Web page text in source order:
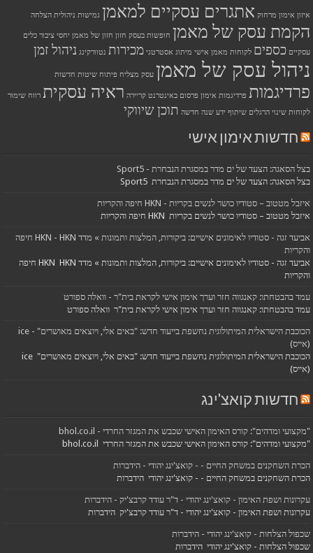
איזון אימון מרחוק אתגרים עסקיים למאמן גמישות ניהולית הצלחה
הקמת עסק של מאמן חופשות בעסק חזון חזון של מאמן יחסי ציבור כלים
עסקיים כספים לקוחות מאמן אישי מיתוג אסטרטגי מכירות נטוורקינג ניהול זמן
ניהול עסק של מאמן עסק מצליח פיתוח שיטות חדשות
פרדיגמות פרדיגמות אימון פרסום באינטרנט קריירה ראיה עסקית רווח שימור
לקוחות שינוי הרגלים שיתוף ידע שנה חדשה תוכן שיווקי
חדשות אימון אישי
בצל הסאגה: הצעד של ים מדר במסגרת הנבחרת - Sport5
בצל הסאגה: הצעד של ים מדר במסגרת הנבחרת Sport5
איזבל מטטוב – סטודיו כושר לנשים בקריות - HKN חיפה והקריות
איזבל מטטוב – סטודיו כושר לנשים בקריות HKN חיפה והקריות
אביעד זגה - סטודיו לאימונים אישיים: ביקורות, המלצות ותמונות » מדד HKN - HKN חיפה
והקריות
אביעד זגה - סטודיו לאימונים אישיים: ביקורות, המלצות ותמונות » מדד HKN HKN חיפה
והקריות
עמד בהבטחתו: קאנגווה חזר וערך אימון אישי לקראת בית"ר - וואלה ספורט
עמד בהבטחתו: קאנגווה חזר וערך אימון אישי לקראת בית"ר וואלה ספורט
הכוכבת הישראלית המיתולוגית נחשפת בייעוד חדש: "באים אלי, ויוצאים מאושרים" - ice
(אייס)
הכוכבת הישראלית המיתולוגית נחשפת בייעוד חדש: "באים אלי, ויוצאים מאושרים" ice
(אייס)
חדשות קואצ'ינג
"מקצועי ומדהים": קורס האימון האישי שכבש את המגזר החרדי - bhol.co.il
"מקצועי ומדהים": קורס האימון האישי שכבש את המגזר החרדי bhol.co.il
הכרת השחקנים במשחק החיים - - קואצ'ינג יהודי - הידברות
הכרת השחקנים במשחק החיים - - קואצ'ינג יהודי הידברות
עקרונות ושפת האימון - קואצ'ינג יהודי - ד"ר עודד קרבצ'יק - הידברות
עקרונות ושפת האימון - קואצ'ינג יהודי - ד"ר עודד קרבצ'יק הידברות
שכפול הצלחות - קואצ'ינג יהודי - הידברות
שכפול הצלחות - קואצ'ינג יהודי הידברות